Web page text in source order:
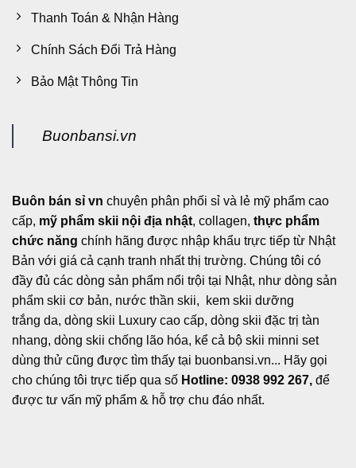
Thanh Toán & Nhận Hàng
Chính Sách Đổi Trả Hàng
Bảo Mật Thông Tin
Buonbansi.vn
Buôn bán sỉ vn chuyên phân phối sỉ và lẻ mỹ phẩm cao
cấp, mỹ phẩm skii nội địa nhật, collagen, thực phẩm
chức năng chính hãng được nhập khẩu trực tiếp từ Nhật
Bản với giá cả cạnh tranh nhất thị trường. Chúng tôi có
đầy đủ các dòng sản phẩm nổi trội tại Nhật, như dòng sản
phẩm skii cơ bản, nước thần skii, kem skii dưỡng
trắng da, dòng skii Luxury cao cấp, dòng skii đặc trị tàn
nhang, dòng skii chống lão hóa, kể cả bộ skii minni set
dùng thử cũng được tìm thấy tại buonbansi.vn... Hãy gọi
cho chúng tôi trực tiếp qua số Hotline: 0938 992 267, để
được tư vấn mỹ phẩm & hỗ trợ chu đáo nhất.